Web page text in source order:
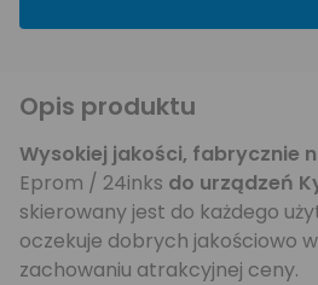
Opis produktu
Wysokiej jakości, fabrycznie
Eprom / 24inks do urządzeń
skierowany jest do każdego
oczekuje dobrych jakościowo
zachowaniu atrakcyjnej ceny.